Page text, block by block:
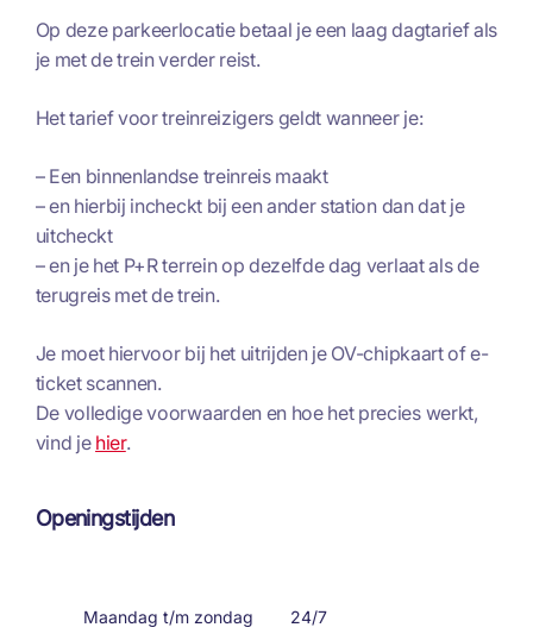
Op deze parkeerlocatie betaal je een laag dagtarief als
je met de trein verder reist.
Het tarief voor treinreizigers geldt wanneer je:
– Een binnenlandse treinreis maakt
– en hierbij incheckt bij een ander station dan dat je
uitcheckt
– en je het P+R terrein op dezelfde dag verlaat als de
terugreis met de trein.
Je moet hiervoor bij het uitrijden je OV-chipkaart of e-
ticket scannen.
De volledige voorwaarden en hoe het precies werkt,
vind je hier.
Openingstijden
Maandag t/m zondag 24/7